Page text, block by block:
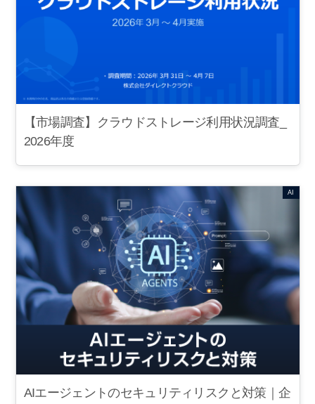
【市場調査】クラウドストレージ利用状況調査_
2026年度
AI
AIエージェントのセキュリティリスクと対策｜企